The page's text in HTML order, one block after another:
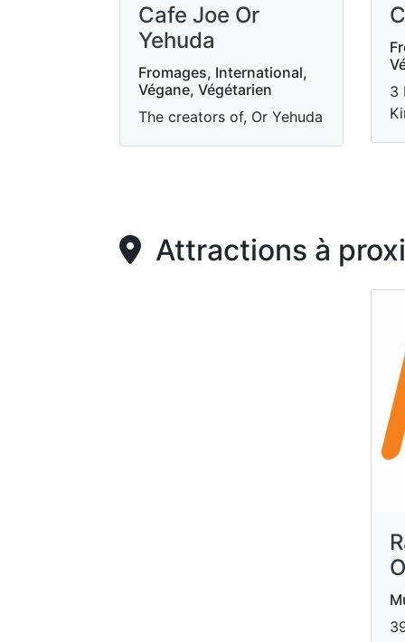
Cafe Joe Or
Yehuda
Fromages, International,
Végane, Végétarien
The creators of, Or Yehuda
3
Attractions à